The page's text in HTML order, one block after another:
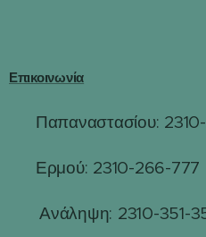
Επικοινωνία
Παπαναστασίου:
Ερμού: 2310-266-777
Ανάληψη: 2310-351-